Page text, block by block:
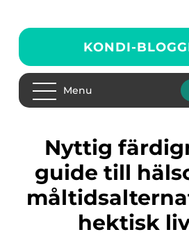
KONDI-
Menu
Nyttig färdigmat: En
guide till
hektisk